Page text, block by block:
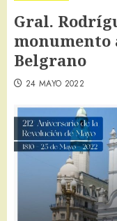
Gral.
monumento
Belgrano
24 MAYO 2022